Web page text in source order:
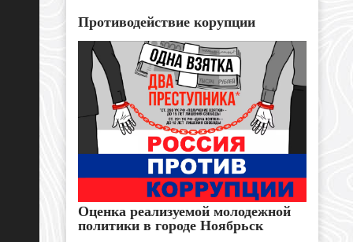
Противодействие корупции
Оценка реализуемой молодежной
политики в городе Ноябрьск